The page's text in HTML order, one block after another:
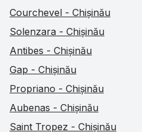
Courchevel - Chișinău
Solenzara - Chișinău
Antibes - Chișinău
Gap - Chișinău
Propriano - Chișinău
Aubenas - Chișinău
Saint Tropez - Chișinău